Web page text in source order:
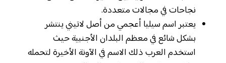
نجاحات في مجالات متعددة.
يعتبر اسم سيليا أعجمي من أصل لاتيني ينتشر
بشكل شائع في معظم البلدان الأجنبية حيث
استخدم العرب ذلك الاسم في الآونة الأخيرة لتحمله